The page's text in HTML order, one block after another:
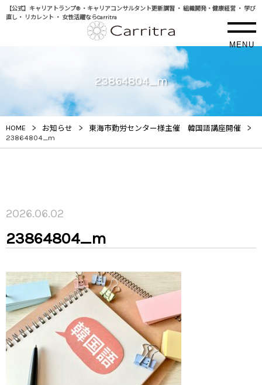
【公式】キャリアトランプ® ・キャリアコンサルタント更新講習 ・ 組織開発・健康経営 ・ 学び
直し・ リカレント ・ 女性活躍ならCarritra
MENU
23864804_m
HOME > お知らせ > 東海市勤労センター様主催 韓国語講座開催 >
23864804_m
2026.06.02
23864804_m